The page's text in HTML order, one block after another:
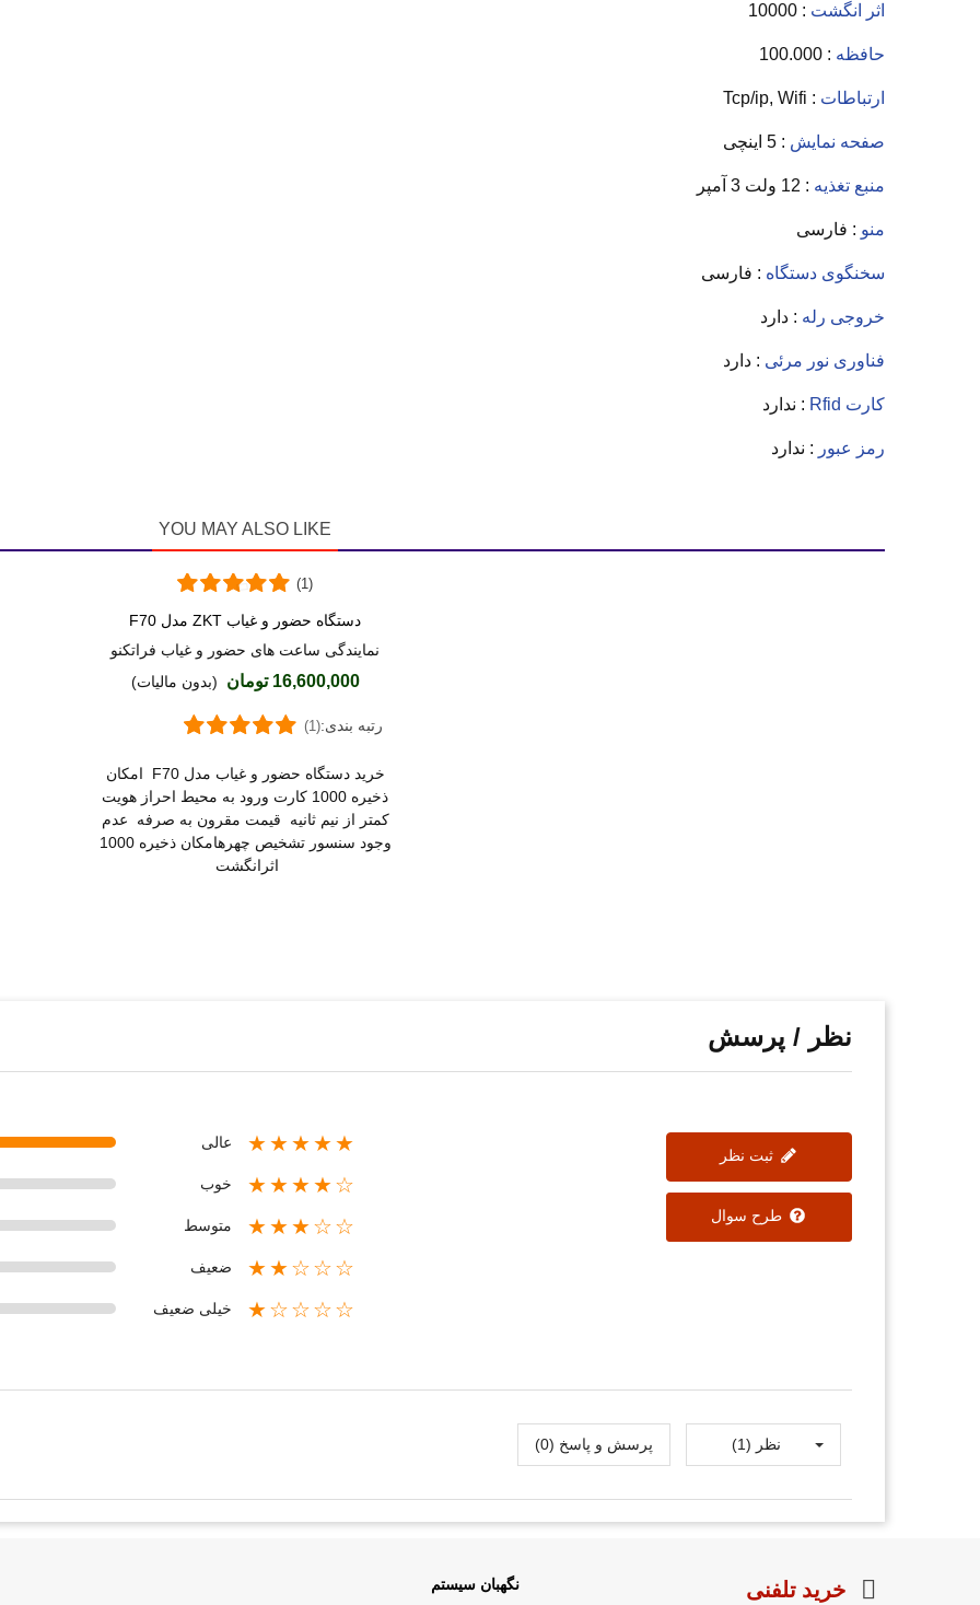
اثر انگشت : 10000
حافظه : 100.000
ارتباطات : Tcp/ip, Wifi
صفحه نمایش : 5 اینچی
منبع تغذیه : 12 ولت 3 آمپر
منو : فارسی
سخنگوی دستگاه : فارسی
خروجی رله : دارد
فناوری نور مرئی : دارد
کارت Rfid : ندارد
رمز عبور : ندارد
YOU MAY ALSO LIKE
دوست داشتن
دستگاه حضور و غیاب ZKT مدل F70
نمایندگی ساعت های حضور و غیاب فراتکنو
16,600,000 تومان (بدون مالیات)
رتبه بندی:(1)
(1)
خرید دستگاه حضور و غیاب مدل F70 امکان
ذخیره 1000 کارت ورود به محیط احراز هویت
کمتر از نیم ثانیه قیمت مقرون به صرفه عدم
وجود سنسور تشخیص چهرهامکان ذخیره 1000
اثرانگشت
نظر / پرسش
★★★★★ عالی
★★★★☆ خوب
★★★☆☆ متوسط
★★☆☆☆ ضعیف
★☆☆☆☆ خیلی ضعیف
ثبت نظر
طرح سوال
نظر (1) پرسش و پاسخ (0)
خرید تلفنی نگهبان سیستم